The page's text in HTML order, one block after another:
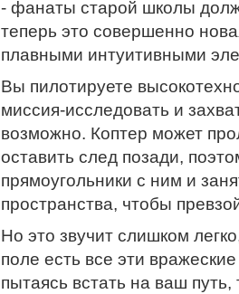
- фанаты старой школы
теперь это совершенно
плавными интуитивными
Вы пилотируете
миссия-исследовать и
возможно. Коптер может
оставить след позади,
прямоугольники с ним и
пространства, чтобы
Но это звучит слишком
поле есть все эти
пытаясь встать на ваш